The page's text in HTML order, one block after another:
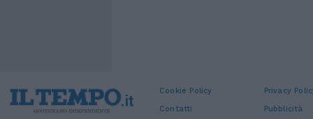
Cookie Policy Privacy
Contatti
Pubblicità